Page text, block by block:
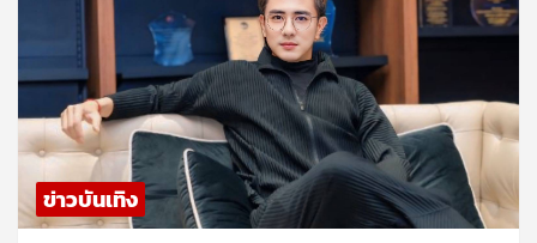
ข่าวบันเทิง